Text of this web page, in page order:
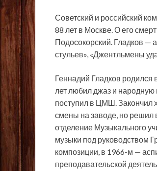
Советский и российский
88 лет в Москве. О его
Подосокорский. Гладков —
стульев», «Джентльмены
Геннадий Гладков родился
лет любил джаз и народную
поступил в ЦМШ. Закончил
смены на заводе, но решил
отделение Музыкального
музыки под руководством
композиции, в 1966-м —
преподавательской